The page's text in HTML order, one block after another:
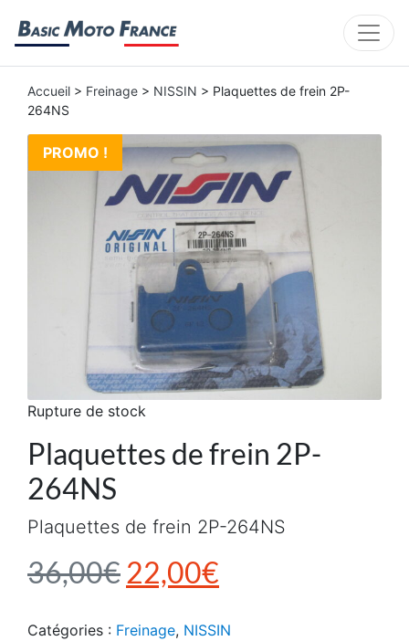
Accueil > Freinage > NISSIN > Plaquettes de frein 2P-
264NS
PROMO !
Plaquettes de frein 2P-
264NS
36,00€ Le prix initial était :
22,00€
Plaquettes de frein 2P-264NS
Rupture de stock
Catégories : Freinage, NISSIN